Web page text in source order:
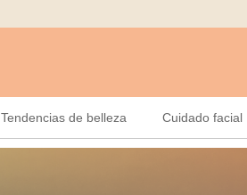
Tendencias de belleza Cuidado facial